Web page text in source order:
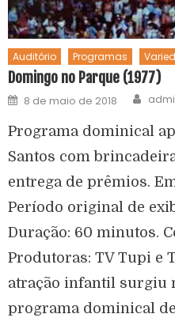
Auditório Programas
Domingo no Parque (1977)
8 de maio de 2018
Programa dominical
Santos com
entrega de prêmios.
Período original de
Duração: 60 minutos.
Produtoras: TV Tupi e
atração infantil surgiu
programa dominical